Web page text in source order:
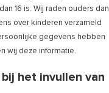
16 is. Wij raden ouders dan
over kinderen verzameld
gegevens hebben
wij deze informatie.
het invullen van